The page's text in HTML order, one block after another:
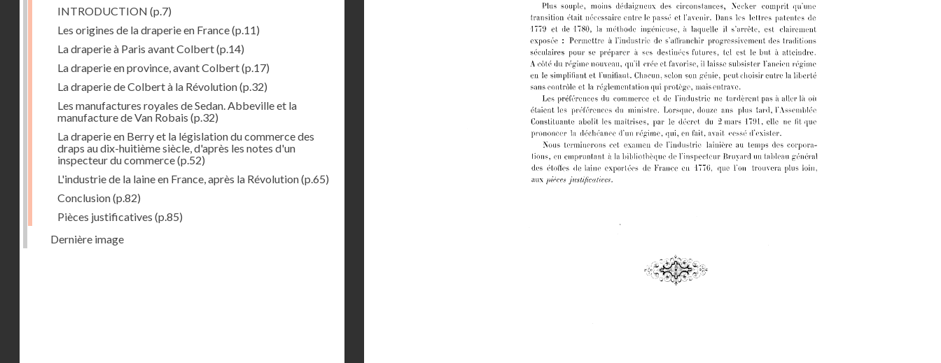
INTRODUCTION (p.7)
Les origines de la draperie en France(p.11)
La draperie à Paris avant Colbert(p.14)
La draperie en province, avant Colbert(p.17)
La draperie de Colbert à la Révolution(p.32)
Les manufactures royales de Sedan. Abbeville et la
manufacture de Van Robais (p.32)
La draperie en Berry et la législation du commerce des
draps au dix-huitième siècle, d'après les notes d'un
inspecteur du commerce(p.52)
L'industrie de la laine en France, après la Révolution(p.65)
Conclusion(p.82)
Pièces justificatives (p.85)
Dernière image